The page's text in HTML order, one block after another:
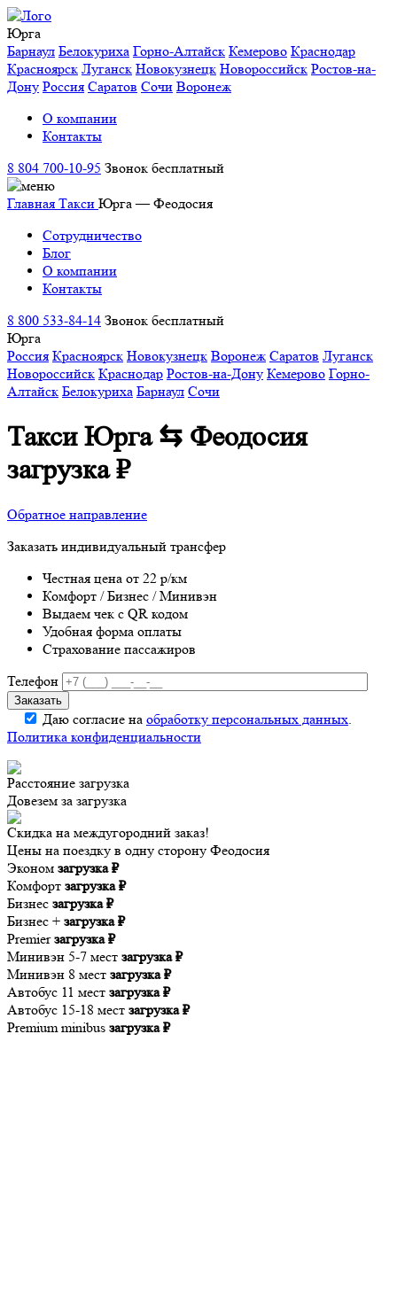
Юрга
Барнаул Белокуриха Горно-Алтайск Кемерово Краснодар
Красноярск Луганск Новокузнецк Новороссийск Ростов-на-
Дону Россия Саратов Сочи Воронеж
О компании
Контакты
8 804 700-10-95 Звонок бесплатный
Главная Такси Юрга — Феодосия
Сотрудничество
Блог
О компании
Контакты
8 800 533-84-14 Звонок бесплатный
Юрга
Россия Красноярск Новокузнецк Воронеж Саратов Луганск
Новороссийск Краснодар Ростов-на-Дону Кемерово Горно-
Алтайск Белокуриха Барнаул Сочи
Такси Юрга ⇆ Феодосия
загрузка₽
Обратное направление
Заказать индивидуальный трансфер
Честная цена от 22 р/км
Комфорт / Бизнес / Минивэн
Выдаем чек с QR кодом
Удобная форма оплаты
Страхование пассажиров
Телефон
Даю согласие на обработку персональных данных.
Политика конфиденциальности
Расстояние загрузка
Довезем за загрузка
Скидка на междугородний заказ!
Цены на поездку в одну сторону Феодосия
Эконом загрузка ₽
Комфорт загрузка ₽
Бизнес загрузка ₽
Бизнес + загрузка ₽
Premier загрузка ₽
Минивэн 5-7 мест загрузка ₽
Минивэн 8 мест загрузка ₽
Автобус 11 мест загрузка ₽
Автобус 15-18 мест загрузка ₽
Premium minibus загрузка ₽